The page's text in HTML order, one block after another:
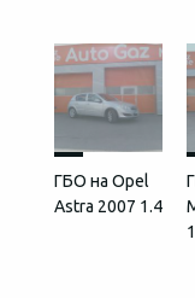
ГБО на Opel
Astra 2007 1.4